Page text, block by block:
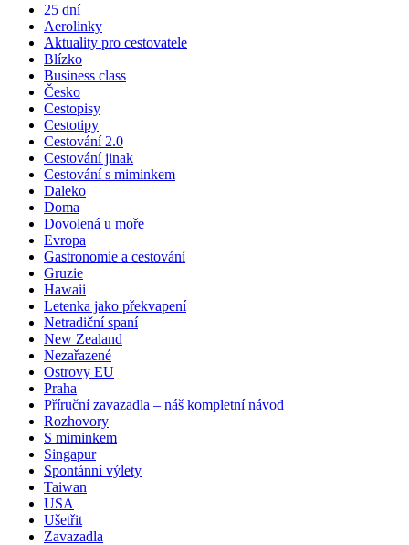
25 dní
Aerolinky
Aktuality pro cestovatele
Blízko
Business class
Česko
Cestopisy
Cestotipy
Cestování 2.0
Cestování jinak
Cestování s miminkem
Daleko
Doma
Dovolená u moře
Evropa
Gastronomie a cestování
Gruzie
Hawaii
Letenka jako překvapení
Netradiční spaní
New Zealand
Nezařazené
Ostrovy EU
Praha
Příruční zavazadla – náš kompletní návod
Rozhovory
S miminkem
Singapur
Spontánní výlety
Taiwan
USA
Ušetřit
Zavazadla